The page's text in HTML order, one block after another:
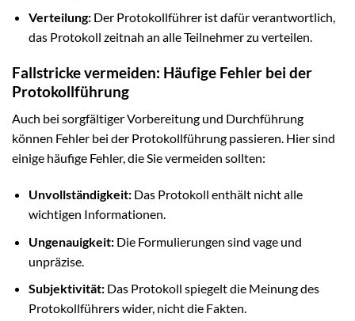
Verteilung:Der Protokollführer ist dafür verantwortlich,
das Protokoll zeitnah an alle Teilnehmer zu verteilen.
Fallstricke vermeiden: Häufige Fehler bei der
Protokollführung
Auch bei sorgfältiger Vorbereitung und Durchführung
können Fehler bei der Protokollführung passieren. Hier sind
einige häufige Fehler, die Sie vermeiden sollten:
Unvollständigkeit:Das Protokoll enthält nicht alle
wichtigen Informationen.
Ungenauigkeit:Die Formulierungen sind vage und
unpräzise.
Subjektivität:Das Protokoll spiegelt die Meinung des
Protokollführers wider, nicht die Fakten.